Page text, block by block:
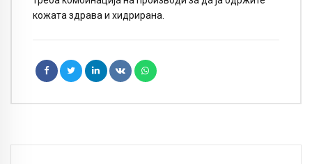
кожата здрава и хидрирана.